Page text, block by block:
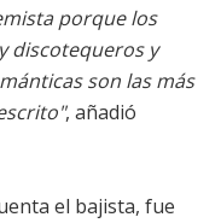
porque los
discotequeros y
son las más
, añadió
el bajista, fue